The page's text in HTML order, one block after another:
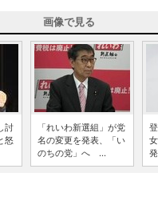
画像で見る
討
怒
「れいわ新選組」が党
名の変更を発表、「い
のちの党」へ ...